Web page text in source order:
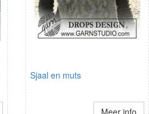
Sjaal en muts
Meer info